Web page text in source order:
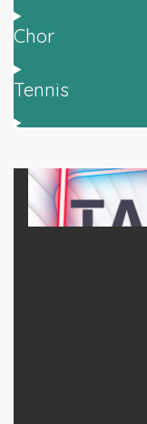
Chor
Tennis